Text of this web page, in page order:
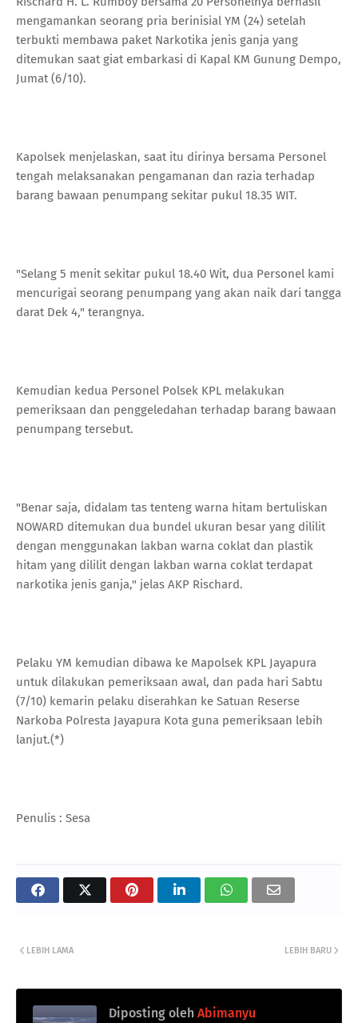
mengamankan seorang pria berinisial YM (24) setelah
terbukti membawa paket Narkotika jenis ganja yang
ditemukan saat giat embarkasi di Kapal KM Gunung Dempo,
Jumat (6/10).
Kapolsek menjelaskan, saat itu dirinya bersama Personel
tengah melaksanakan pengamanan dan razia terhadap
barang bawaan penumpang sekitar pukul 18.35 WIT.
"Selang 5 menit sekitar pukul 18.40 Wit, dua Personel kami
mencurigai seorang penumpang yang akan naik dari tangga
darat Dek 4," terangnya.
Kemudian kedua Personel Polsek KPL melakukan
pemeriksaan dan penggeledahan terhadap barang bawaan
penumpang tersebut.
"Benar saja, didalam tas tenteng warna hitam bertuliskan
NOWARD ditemukan dua bundel ukuran besar yang dililit
dengan menggunakan lakban warna coklat dan plastik
hitam yang dililit dengan lakban warna coklat terdapat
narkotika jenis ganja," jelas AKP Rischard.
Pelaku YM kemudian dibawa ke Mapolsek KPL Jayapura
untuk dilakukan pemeriksaan awal, dan pada hari Sabtu
(7/10) kemarin pelaku diserahkan ke Satuan Reserse
Narkoba Polresta Jayapura Kota guna pemeriksaan lebih
lanjut.(*)
Penulis : Sesa
LEBIH BARU
LEBIH LAMA
Diposting oleh Abimanyu